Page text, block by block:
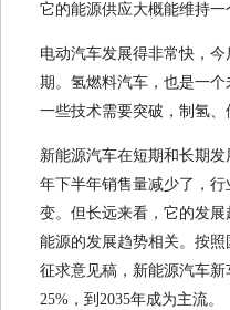
它的能源供应大概能维持一
电动汽车发展得非常快，
期。氢燃料汽车，也是一
一些技术需要突破，制氢、
新能源汽车在短期和长期
年下半年销售量减少了，
变。但长远来看，它的发
能源的发展趋势相关。按照
征求意见稿，新能源汽车新
25%，到2035年成为主流。